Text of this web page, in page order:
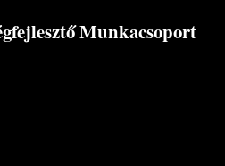
Munkacsoport